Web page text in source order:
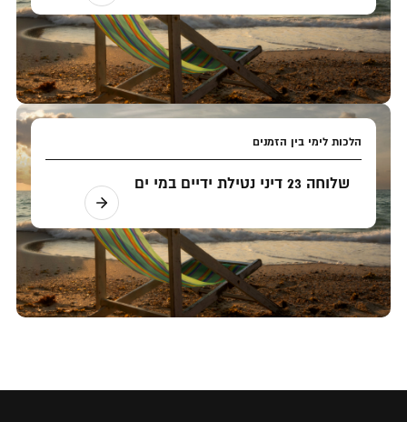
הלכות לימי בין הזמנים
שלוחה 23 דיני נטילת ידיים במי ים